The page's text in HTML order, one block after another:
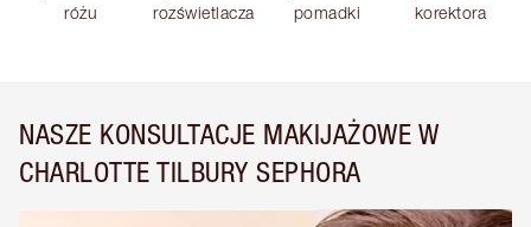
różu
rozświetlacza
pomadki
korektora
NASZE KONSULTACJE MAKIJAŻOWE W
CHARLOTTE TILBURY SEPHORA